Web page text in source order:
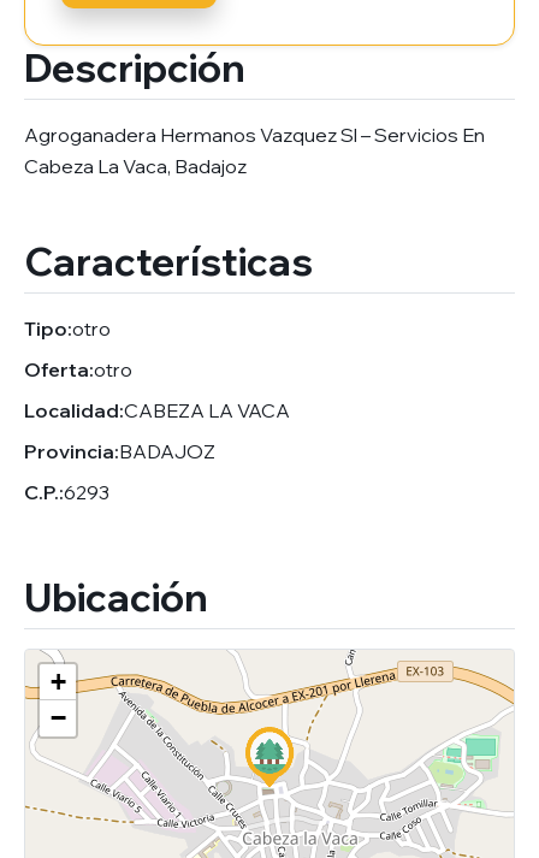
Descripción
Agroganadera Hermanos Vazquez Sl – Servicios En
Cabeza La Vaca, Badajoz
Características
Tipo:otro
Oferta:otro
Localidad:CABEZA LA VACA
Provincia:BADAJOZ
C.P.:6293
Ubicación
+
−